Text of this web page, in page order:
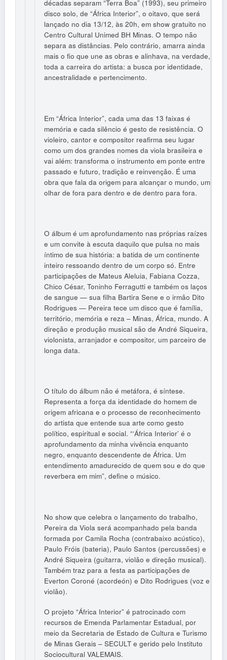
décadas separam “Terra Boa” (1993), seu primeiro
disco solo, de “África Interior”, o oitavo, que será
lançado no dia 13/12, às 20h, em show gratuito no
Centro Cultural Unimed BH Minas. O tempo não
separa as distâncias. Pelo contrário, amarra ainda
mais o fio que une as obras e alinhava, na verdade,
toda a carreira do artista: a busca por identidade,
ancestralidade e pertencimento.
Em “África Interior”, cada uma das 13 faixas é
memória e cada silêncio é gesto de resistência. O
violeiro, cantor e compositor reafirma seu lugar
como um dos grandes nomes da viola brasileira e
vai além: transforma o instrumento em ponte entre
passado e futuro, tradição e reinvenção. É uma
obra que fala da origem para alcançar o mundo, um
olhar de fora para dentro e de dentro para fora.
O álbum é um aprofundamento nas próprias raízes
e um convite à escuta daquilo que pulsa no mais
íntimo de sua história: a batida de um continente
inteiro ressoando dentro de um corpo só. Entre
participações de Mateus Aleluia, Fabiana Cozza,
Chico César, Toninho Ferragutti e também os laços
de sangue — sua filha Bartira Sene e o irmão Dito
Rodrigues — Pereira tece um disco que é família,
território, memória e reza – Minas, África, mundo. A
direção e produção musical são de André Siqueira,
violonista, arranjador e compositor, um parceiro de
longa data.
O título do álbum não é metáfora, é síntese.
Representa a força da identidade do homem de
origem africana e o processo de reconhecimento
do artista que entende sua arte como gesto
político, espiritual e social. “‘África Interior’ é o
aprofundamento da minha vivência enquanto
negro, enquanto descendente de África. Um
entendimento amadurecido de quem sou e do que
reverbera em mim”, define o músico.
No show que celebra o lançamento do trabalho,
Pereira da Viola será acompanhado pela banda
formada por Camila Rocha (contrabaixo acústico),
Paulo Fróis (bateria), Paulo Santos (percussões) e
André Siqueira (guitarra, violão e direção musical).
Também traz para a festa as participações de
Everton Coroné (acordeón) e Dito Rodrigues (voz e
violão).
O projeto “África Interior” é patrocinado com
recursos de Emenda Parlamentar Estadual, por
meio da Secretaria de Estado de Cultura e Turismo
de Minas Gerais – SECULT e gerido pelo Instituto
Sociocultural VALEMAIS.